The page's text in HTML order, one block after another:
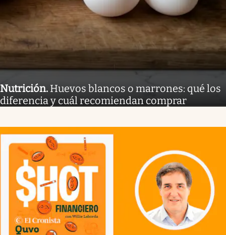
Nutrición. Huevos blancos o marrones: qué los
diferencia y cuál recomiendan comprar